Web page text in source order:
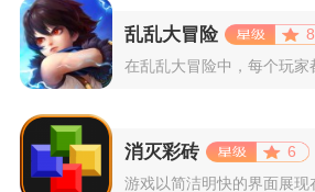
乱乱大冒险
8
消灭彩砖
6